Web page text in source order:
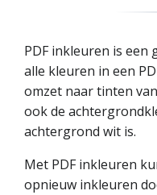
PDF inkleuren is een
alle kleuren in een
omzet naar tinten
ook de
achtergrond wit is.
Met PDF inkleuren
opnieuw inkleuren